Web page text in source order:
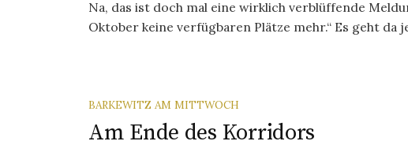
Na, das ist doch mal eine wirklich verblüffende
Oktober keine verfügbaren Plätze mehr.“ Es geht da
BARKEWITZ AM MITTWOCH
Am Ende des Korridors